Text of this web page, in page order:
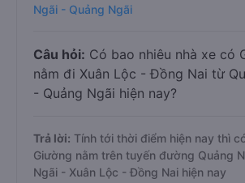
Ngãi - Quảng Ngãi
Câu hỏi: Có bao nhiêu nhà xe có
nằm đi Xuân Lộc - Đồng Nai từ
- Quảng Ngãi hiện nay?
Trả lời: Tính tới thời điểm hiện nay thì
Giường nằm trên tuyến đường Quảng
Ngãi - Xuân Lộc - Đồng Nai hiện nay